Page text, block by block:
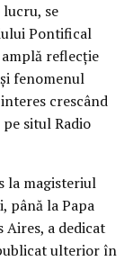
se
Pontifical
reflecţie
fenomenul
crescând
situl Radio
la magisteriul
până la Papa
Aires, a dedicat
ulterior în